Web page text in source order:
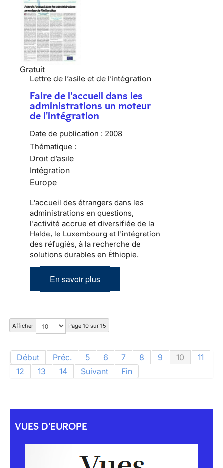
Gratuit
Lettre de l’asile et de l’intégration
Faire de l'accueil dans les
administrations un moteur
de l'intégration
Date de publication : 2008
Thématique :
Droit d’asile
Intégration
Europe
L'accueil des étrangers dans les
administrations en questions,
l'activité accrue et diversifiée de la
Halde, le Luxembourg et l'intégration
des réfugiés, à la recherche de
solutions durables en Éthiopie.
En savoir plus
Afficher Page 10 sur 15
Début Préc. 5 6 7 8 9 10
11
12
13 14 Suivant Fin
VUES D'EUROPE